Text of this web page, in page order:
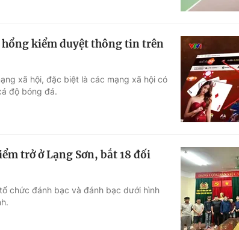
hổng kiểm duyệt thông tin trên
xã hội, đặc biệt là các mạng xã hội có
độ bóng đá.
trở ở Lạng Sơn, bắt 18 đối
chức đánh bạc và đánh bạc dưới hình